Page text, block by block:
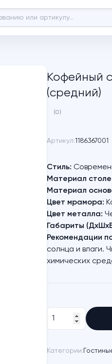
Кофейный
(средний)
(0)
Артикул:1186367001
Стиль:
Материал
Материал
Цвет мрамора:
Цвет металла:
Габариты
Рекомендации
солнца и влаги.
химических
Категории: